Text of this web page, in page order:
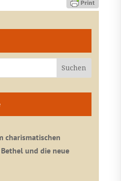
charismatischen
und die neue